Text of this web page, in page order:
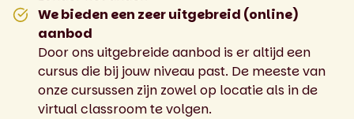
We bieden een zeer uitgebreid (online)
aanbod
Door ons uitgebreide aanbod is er altijd een
cursus die bij jouw niveau past. De meeste van
onze cursussen zijn zowel op locatie als in de
virtual classroom te volgen.